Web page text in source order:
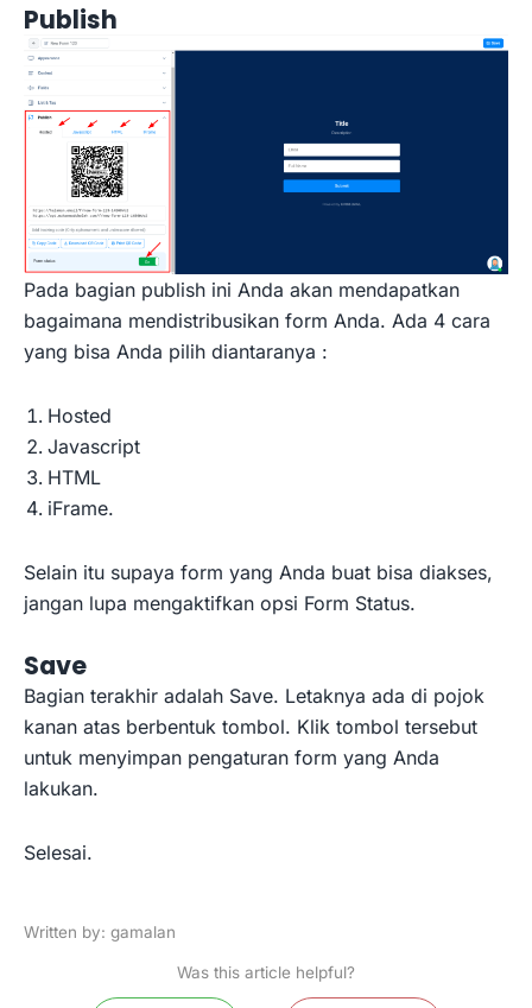
Publish
Pada bagian publish ini Anda akan mendapatkan
bagaimana mendistribusikan form Anda. Ada 4 cara
yang bisa Anda pilih diantaranya :
Hosted
Javascript
HTML
iFrame.
Selain itu supaya form yang Anda buat bisa diakses,
jangan lupa mengaktifkan opsi Form Status.
Save
Bagian terakhir adalah Save. Letaknya ada di pojok
kanan atas berbentuk tombol. Klik tombol tersebut
untuk menyimpan pengaturan form yang Anda
lakukan.
Selesai.
Written by: gamalan
Was this article helpful?